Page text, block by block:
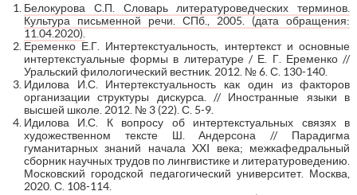
Белокурова С.П. Словарь литературоведческих терминов.
Культура письменной речи. СПб., 2005. (дата обращения:
11.04.2020).
Еременко Е.Г. Интертекстуальность, интертекст и основные
интертекстуальные формы в литературе / Е. Г. Еременко //
Уральский филологический вестник. 2012. № 6. С. 130-140.
Идилова И.С. Интертекстуальность как один из факторов
организации структуры дискурса. // Иностранные языки в
высшей школе. 2012. № 3 (22). С. 5-9.
Идилова И.С. К вопросу об интертекстуальных связях в
художественном тексте Ш. Андерсона // Парадигма
гуманитарных знаний начала XXI века; межкафедральный
сборник научных трудов по лингвистике и литературоведению.
Московский городской педагогический университет. Москва,
2020. С. 108-114.